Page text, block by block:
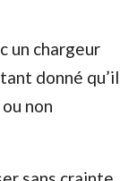
un chargeur
donné qu’il
non